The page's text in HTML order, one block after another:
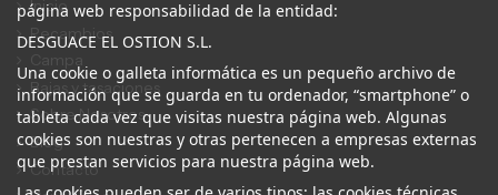
Inicio
Recambios
Bajas y tasaciones
Sobre Nosotros
Blog
Contacto
página web responsabilidad de la entidad:
DESGUACE EL OSTION S.L.
Una cookie o galleta informática es un pequeño archivo de
información que se guarda en tu ordenador, “smartphone” o
tableta cada vez que visitas nuestra página web. Algunas
cookies son nuestras y otras pertenecen a empresas externas
que prestan servicios para nuestra página web.